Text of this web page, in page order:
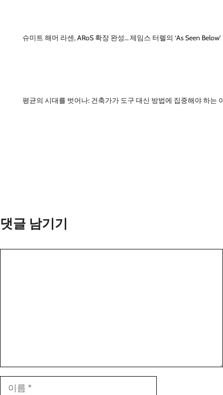
슈미트 해머 라센, ARoS 확장 완성… 제임스 터렐의 ‘As Seen
평균의 시대를 벗어나: 건축가가 도구 대신 방법에 집중해야 하는
댓글 남기기